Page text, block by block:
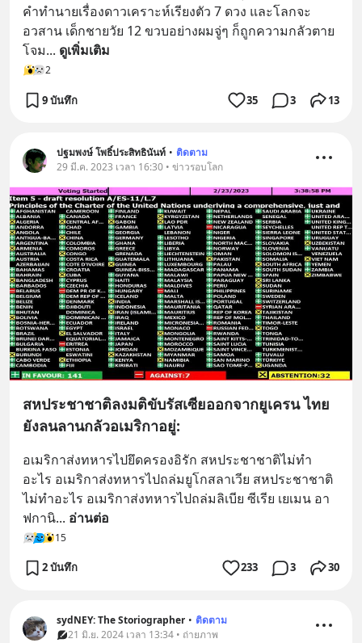
คำทำนายเรื่องดาวเคราะห์เรียงตัว 7 ดวง และโลกจะ
อวสาน เด็กชายวัย 12 ขวบอย่างผมจู่ๆ ก็ถูกความกลัวตาย
โจม... ดูเพิ่มเติม
2
9 บันทึก 35 3 13
ปฐมพงษ์ โพธิ์ประสิทธินันท์ • ติดตาม
29 มี.ค. 2023 เวลา 16:30 • ข่าวรอบโลก
สหประชาชาติลงมติขับรัสเซียออกจากยูเครน ไทย
ยังลนลานกลัวอเมริกาอยู่:
อเมริกาส่งทหารไปยึดครองอิรัก สหประชาชาติไม่ทำ
อะไร อเมริกาส่งทหารไปถล่มยูโกสลาเวีย สหประชาชาติ
ไม่ทำอะไร อเมริกาส่งทหารไปถล่มลิเบีย ซีเรีย เยเมน อา
ฟกานิ... อ่านต่อ
15
2 บันทึก 233 3 30
sydNEY: The Storiographer • ติดตาม
21 มิ.ย. 2024 เวลา 13:34 • ถ่ายภาพ